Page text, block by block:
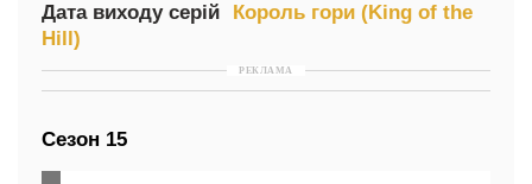
Дата виходу серій
Король гори (King of the
Hill)
РЕКЛАМА
Сезон 15